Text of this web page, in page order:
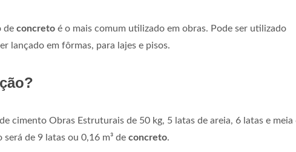
de concreto é o mais comum utilizado em obras. Pode ser utilizado
lançado em fôrmas, para lajes e pisos.
cimento Obras Estruturais de 50 kg, 5 latas de areia, 6 latas e meia
de 9 latas ou 0,16 m³ de concreto.